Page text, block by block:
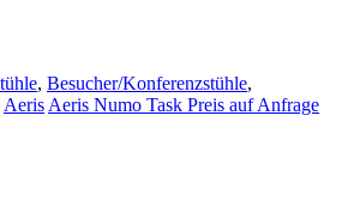
, Besucher/Konferenzstühle,
AerisAeris Numo Task Preis auf Anfrage